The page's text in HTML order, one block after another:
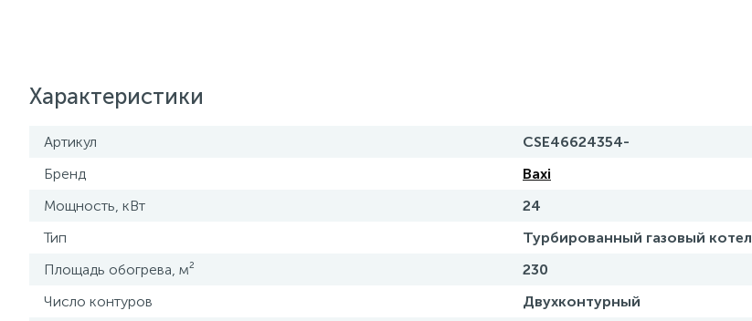
Характеристики
Артикул
CSE46624354-
Бренд
Baxi
Мощность, кВт
24
Тип
Турбированный газовый котел
Площадь обогрева, м²
230
Число контуров
Двухконтурный